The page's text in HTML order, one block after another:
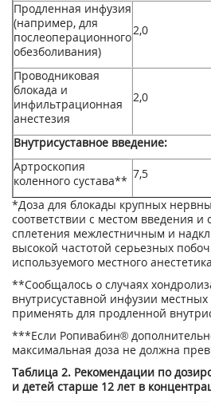
Продленная инфузия
(например, для
послеоперационного
обезболивания)
2,0
Проводниковая
блокада и
инфильтрационная
анестезия
2,0
Внутрисуставное введение:
Артроскопия
коленного сустава** 7,5
*Доза для блокады крупных
соответствии с местом введения
сплетения межлестничным и
высокой частотой серьезных
используемого местного
**Сообщалось о случаях
внутрисуставной инфузии
применять для продленной
***Если Ропивабин®
максимальная доза не должна
Таблица 2. Рекомендации по
и детей старше 12 лет в